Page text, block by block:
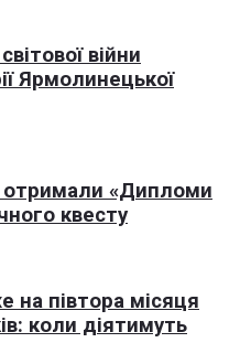
війни
Ярмолинецької
отримали «Дипломи
квесту
на півтора місяця
коли діятимуть